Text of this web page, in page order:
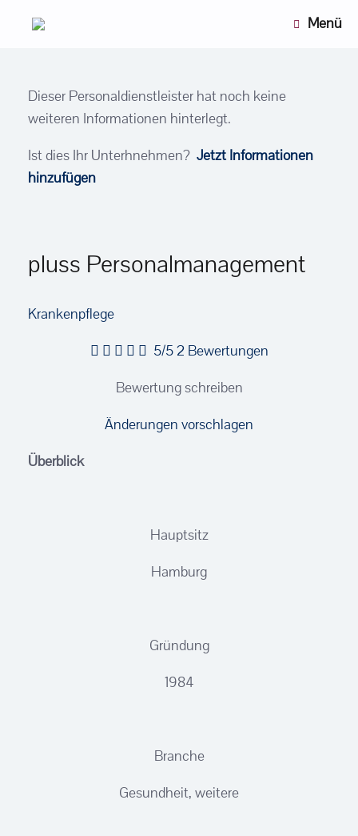
Menü
Dieser Personaldienstleister hat noch keine
weiteren Informationen hinterlegt.
Ist dies Ihr Unterhnehmen? Jetzt Informationen
hinzufügen
pluss Personalmanagement
Krankenpflege
5/52 Bewertungen
Bewertung schreiben
Änderungen vorschlagen
Überblick
Hauptsitz
Hamburg
Gründung
1984
Branche
Gesundheit, weitere